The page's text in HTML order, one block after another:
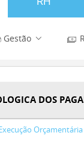
Gestão
DOS
Orçamentária